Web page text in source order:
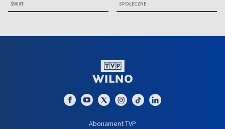
ŚWIAT SPOŁECZNE
Abonament TVP